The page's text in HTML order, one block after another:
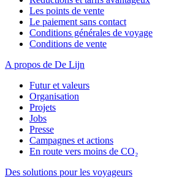
Les points de vente
Le paiement sans contact
Conditions générales de voyage
Conditions de vente
A propos de De Lijn
Futur et valeurs
Organisation
Projets
Jobs
Presse
Campagnes et actions
En route vers moins de CO₂
Des solutions pour les voyageurs